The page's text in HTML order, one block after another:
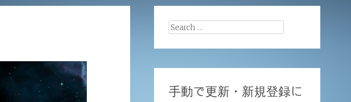
Search
手動で更新・新規登録に